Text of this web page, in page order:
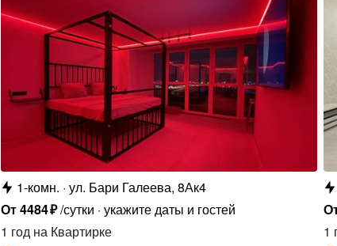
1-комн. ул. Бари Галеева, 8Ак4
От4484₽/сутки укажите даты и гостей
1 год на Квартирке
1